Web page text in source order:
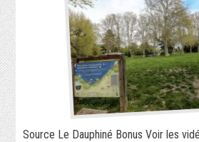
Source Le Dauphiné Bonus Voir les